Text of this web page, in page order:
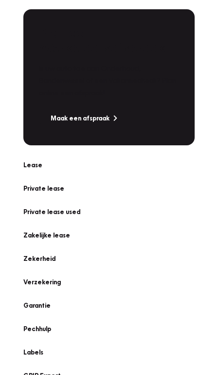
Maak een afspraak
Lease
Private lease
Private lease used
Zakelijke lease
Zekerheid
Verzekering
Garantie
Pechhulp
Labels